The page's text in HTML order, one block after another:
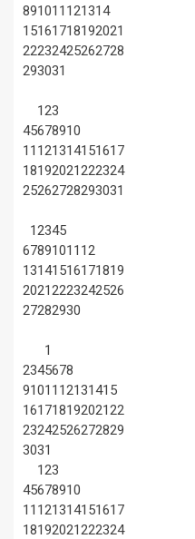
891011 121314
15161718192021
22232425262728
293031
123
45678910
11 121314151617
18192021222324
25262728293031
12345
67891011 12
13141516171819
20212223242526
27282930
1
2345678
91011 12131415
16171819202122
23242526272829
3031
123
45678910
11 121314151617
18192021222324